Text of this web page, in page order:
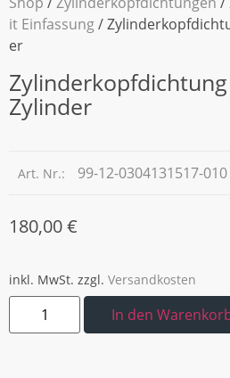
it Einfassung/
er
Zylinder
Art. Nr.: 99-12-0304131517-010
180,00€
inkl. MwSt. zzgl. Versandkosten
In den